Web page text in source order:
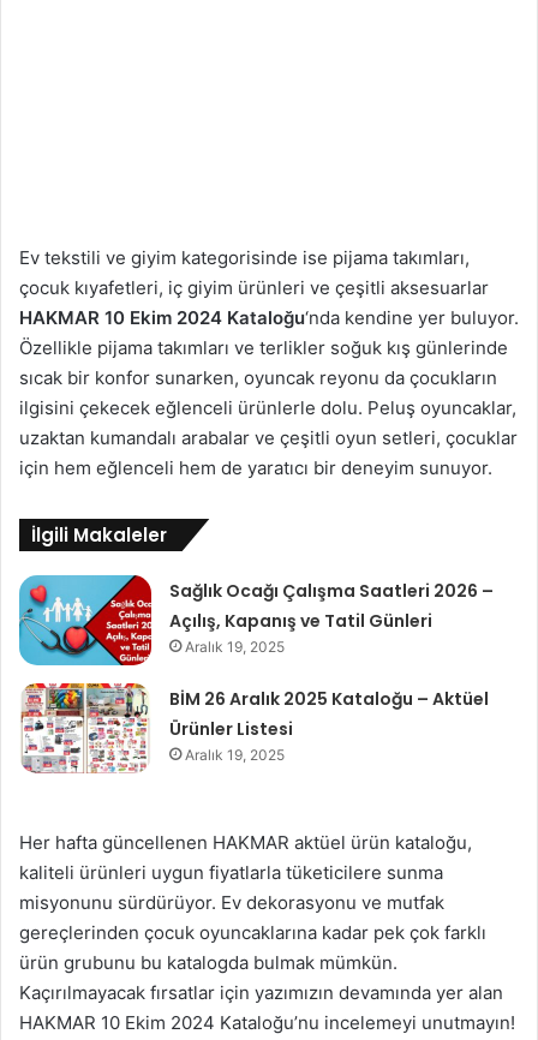
Ev tekstili ve giyim kategorisinde ise pijama takımları,
çocuk kıyafetleri, iç giyim ürünleri ve çeşitli aksesuarlar
HAKMAR 10 Ekim 2024 Kataloğu‘nda kendine yer buluyor.
Özellikle pijama takımları ve terlikler soğuk kış günlerinde
sıcak bir konfor sunarken, oyuncak reyonu da çocukların
ilgisini çekecek eğlenceli ürünlerle dolu. Peluş oyuncaklar,
uzaktan kumandalı arabalar ve çeşitli oyun setleri, çocuklar
için hem eğlenceli hem de yaratıcı bir deneyim sunuyor.
İlgili Makaleler
Sağlık Ocağı Çalışma Saatleri 2026 –
Açılış, Kapanış ve Tatil Günleri
Aralık 19, 2025
BİM 26 Aralık 2025 Kataloğu – Aktüel
Ürünler Listesi
Aralık 19, 2025
Her hafta güncellenen HAKMAR aktüel ürün kataloğu,
kaliteli ürünleri uygun fiyatlarla tüketicilere sunma
misyonunu sürdürüyor. Ev dekorasyonu ve mutfak
gereçlerinden çocuk oyuncaklarına kadar pek çok farklı
ürün grubunu bu katalogda bulmak mümkün.
Kaçırılmayacak fırsatlar için yazımızın devamında yer alan
HAKMAR 10 Ekim 2024 Kataloğu’nu incelemeyi unutmayın!